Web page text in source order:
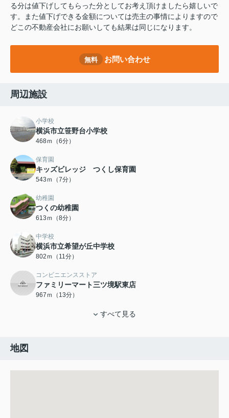
る分は値下げしてもらった分としてお考え頂けましたら嬉しいで
す。また値下げできる金額については売主の事情によりますので
どこの不動産会社にお願いしても結果は同じになります。
無料 お問い合わせ
周辺施設
小学校
横浜市立笹野台小学校
468ｍ（6分）
保育園
キッズビレッジ つくし保育園
543ｍ（7分）
幼稚園
つくの幼稚園
613ｍ（8分）
中学校
横浜市立希望が丘中学校
802ｍ（11分）
コンビニエンスストア
ファミリーマート三ツ境駅東店
967ｍ（13分）
すべて見る
地図